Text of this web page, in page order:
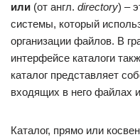
или (от англ. directory) –
системы, который
организации файлов. В
интерфейсе каталоги
каталог представляет
входящих в него файлах
Каталог, прямо или